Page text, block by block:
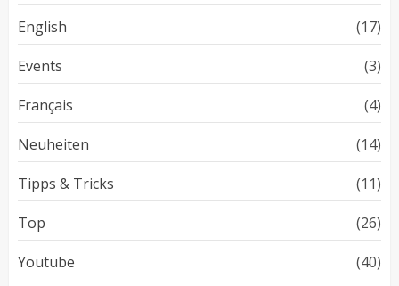
English
(17)
Events
(3)
Français
(4)
Neuheiten
(14)
Tipps & Tricks
(11)
Top
(26)
Youtube
(40)